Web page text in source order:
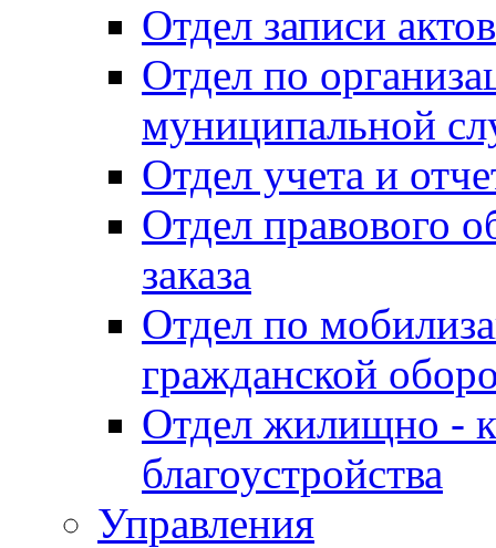
Отдел записи
Отдел по
муниципальной
Отдел учета и
Отдел правового
заказа
Отдел по
гражданской
Отдел жилищно -
благоустройства
Управления